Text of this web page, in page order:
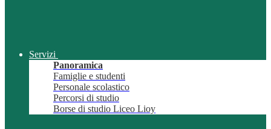
Servizi
Panoramica
Famiglie e studenti
Personale scolastico
Percorsi di studio
Borse di studio Liceo Lioy